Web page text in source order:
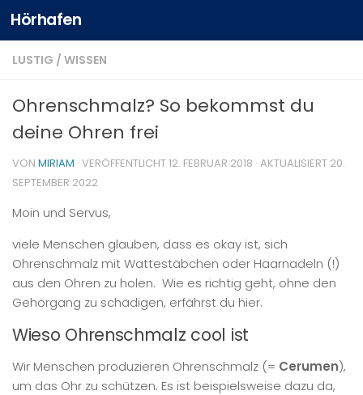
Hörhafen
LUSTIG / WISSEN
Ohrenschmalz? So bekommst du
deine Ohren frei
VON MIRIAM · VERÖFFENTLICHT12. FEBRUAR 2018 · AKTUALISIERT 20.
SEPTEMBER 2022
Moin und Servus,
viele Menschen glauben, dass es okay ist, sich
Ohrenschmalz mit Wattestäbchen oder Haarnadeln (!)
aus den Ohren zu holen. Wie es richtig geht, ohne den
Gehörgang zu schädigen, erfährst du hier.
Wieso Ohrenschmalz cool ist
Wir Menschen produzieren Ohrenschmalz (= Cerumen),
um das Ohr zu schützen. Es ist beispielsweise dazu da,